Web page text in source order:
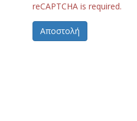
reCAPTCHA is required.
Αποστολή